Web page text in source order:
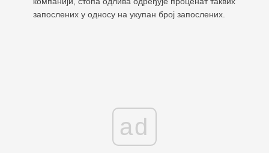
запослених у односу на укупан број запослених.
ad